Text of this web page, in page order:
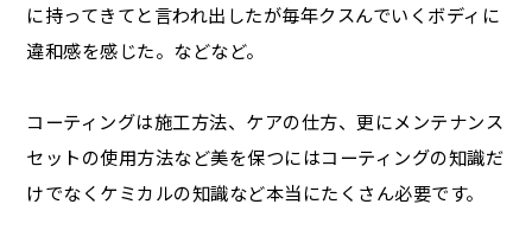
に持ってきてと言われ出したが毎年クスんでいくボディに
違和感を感じた。などなど。
コーティングは施工方法、ケアの仕方、更にメンテナンス
セットの使用方法など美を保つにはコーティングの知識だ
けでなくケミカルの知識など本当にたくさん必要です。